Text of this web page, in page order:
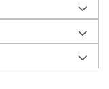
Eficienta